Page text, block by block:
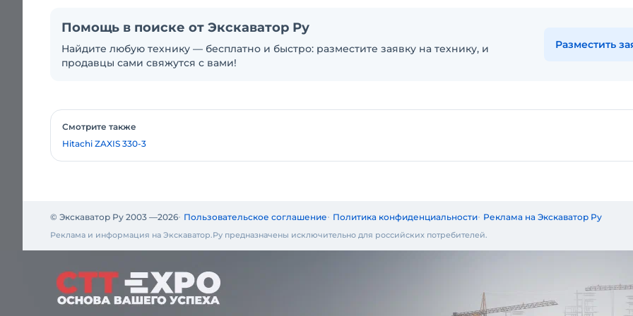
Помощь в поиске от Экскаватор Ру
Найдите любую технику — бесплатно и быстро: разместите заявку на технику, и
продавцы сами свяжутся с вами!
Разместить
Смотрите также
Hitachi ZAXIS 330-3
© Экскаватор Ру 2003 —2026 Пользовательское соглашение Политика конфиденциальности Реклама на Экскаватор Ру
Реклама и информация на Экскаватор.Ру предназначены исключительно для российских потребителей.